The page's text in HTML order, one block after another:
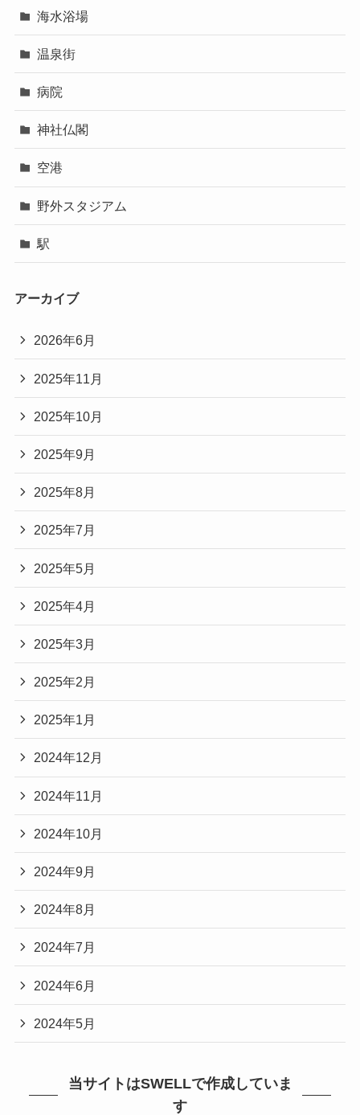
海水浴場
温泉街
病院
神社仏閣
空港
野外スタジアム
駅
アーカイブ
2026年6月
2025年11月
2025年10月
2025年9月
2025年8月
2025年7月
2025年5月
2025年4月
2025年3月
2025年2月
2025年1月
2024年12月
2024年11月
2024年10月
2024年9月
2024年8月
2024年7月
2024年6月
2024年5月
当サイトはSWELLで作成していま
す